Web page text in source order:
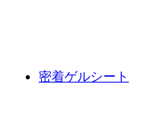
密着ゲルシート